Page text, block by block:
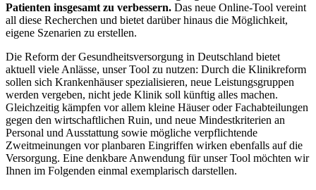
Patienten insgesamt zu verbessern. Das neue Online-Tool vereint
all diese Recherchen und bietet darüber hinaus die Möglichkeit,
eigene Szenarien zu erstellen.
Die Reform der Gesundheitsversorgung in Deutschland bietet
aktuell viele Anlässe, unser Tool zu nutzen: Durch die Klinikreform
sollen sich Krankenhäuser spezialisieren, neue Leistungsgruppen
werden vergeben, nicht jede Klinik soll künftig alles machen.
Gleichzeitig kämpfen vor allem kleine Häuser oder Fachabteilungen
gegen den wirtschaftlichen Ruin, und neue Mindestkriterien an
Personal und Ausstattung sowie mögliche verpflichtende
Zweitmeinungen vor planbaren Eingriffen wirken ebenfalls auf die
Versorgung. Eine denkbare Anwendung für unser Tool möchten wir
Ihnen im Folgenden einmal exemplarisch darstellen.